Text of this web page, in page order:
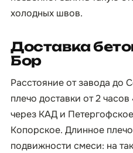
холодных швов.
Доставка
Бор
Расстояние от завода до
плечо доставки от 2
через КАД и
Копорское. Длинное
подвижности смеси: на